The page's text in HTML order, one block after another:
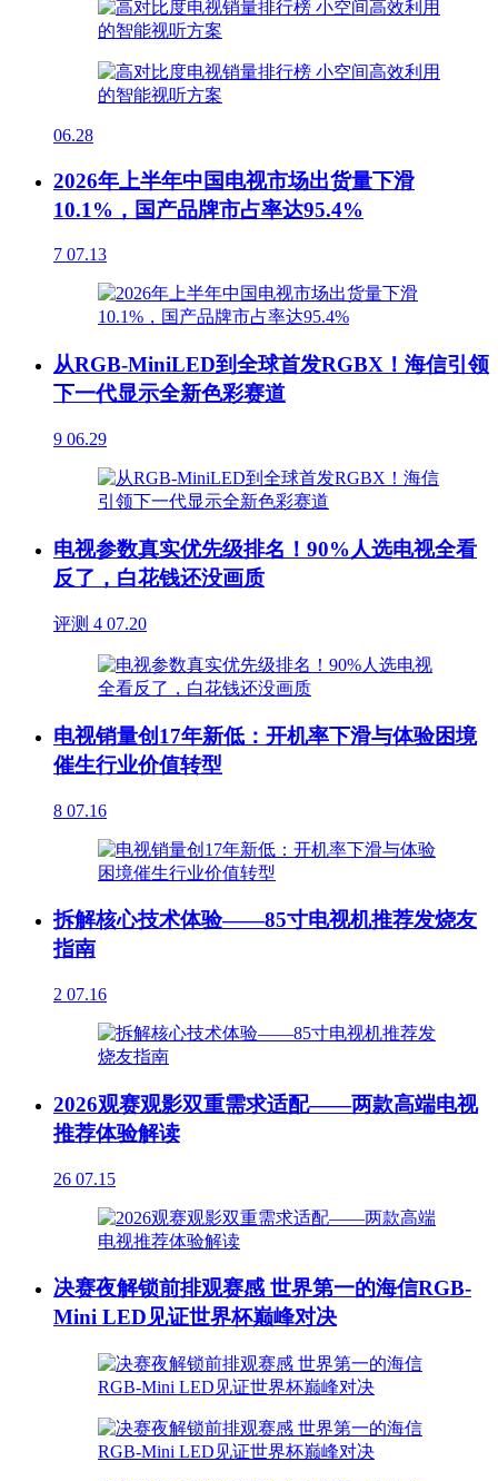
06.28
2026年上半年中国电视市场出货量下滑
10.1%，国产品牌市占率达95.4%
7 07.13
从RGB-MiniLED到全球首发RGBX！海信引领
下一代显示全新色彩赛道
9 06.29
电视参数真实优先级排名！90%人选电视全看
反了，白花钱还没画质
评测 4 07.20
电视销量创17年新低：开机率下滑与体验困境
催生行业价值转型
8 07.16
拆解核心技术体验——85寸电视机推荐发烧友
指南
2 07.16
2026观赛观影双重需求适配——两款高端电视
推荐体验解读
26 07.15
决赛夜解锁前排观赛感 世界第一的海信RGB-
Mini LED见证世界杯巅峰对决